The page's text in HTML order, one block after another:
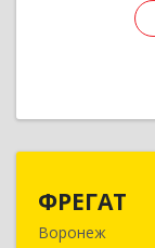
ФРЕГАТ
Воронеж